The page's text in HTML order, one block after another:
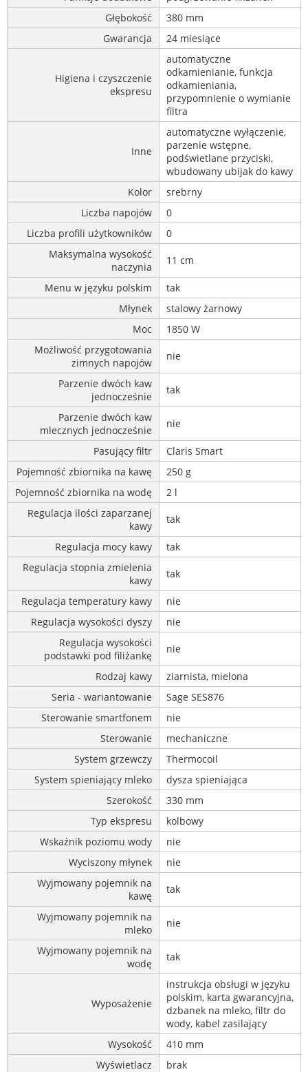
Głębokość
380 mm
Gwarancja
24 miesiące
Higiena i czyszczenie
ekspresu
automatyczne
odkamienianie, funkcja
odkamieniania,
przypomnienie o wymianie
filtra
Inne
automatyczne wyłączenie,
parzenie wstępne,
podświetlane przyciski,
wbudowany ubijak do kawy
Kolor
srebrny
Liczba napojów
0
Liczba profili użytkowników
0
Maksymalna wysokość
naczynia
11 cm
Menu w języku polskim
tak
Młynek
stalowy żarnowy
Moc
1850 W
Możliwość przygotowania
zimnych napojów
nie
Parzenie dwóch kaw
jednocześnie
tak
Parzenie dwóch kaw
mlecznych jednocześnie
nie
Pasujący filtr
Claris Smart
Pojemność zbiornika na kawę
250 g
Pojemność zbiornika na wodę
2 l
Regulacja ilości zaparzanej
kawy
tak
Regulacja mocy kawy
tak
Regulacja stopnia zmielenia
kawy
tak
Regulacja temperatury kawy
nie
Regulacja wysokości dyszy
nie
Regulacja wysokości
podstawki pod filiżankę
nie
Rodzaj kawy
ziarnista, mielona
Seria - wariantowanie
Sage SES876
Sterowanie smartfonem
nie
Sterowanie
mechaniczne
System grzewczy
Thermocoil
System spieniający mleko
dysza spieniająca
Szerokość
330 mm
Typ ekspresu
kolbowy
Wskaźnik poziomu wody
nie
Wyciszony młynek
nie
Wyjmowany pojemnik na
kawę
tak
Wyjmowany pojemnik na
mleko
nie
Wyjmowany pojemnik na
wodę
tak
Wyposażenie
instrukcja obsługi w języku
polskim, karta gwarancyjna,
dzbanek na mleko, filtr do
wody, kabel zasilający
Wysokość
410 mm
Wyświetlacz
brak